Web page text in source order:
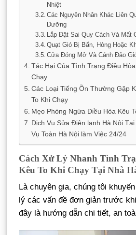
Nhiệt
Các Nguyên Nhân Khác Liên
Dưỡng
Lắp Đặt Sai Quy Cách Và Mất
Quạt Gió Bị Bẩn, Hỏng Hoặc
Cửa Đóng Mở Và Cánh Đảo
Tác Hại Của Tình Trạng Điều
Chạy
Các Loại Tiếng Ồn Thường Gặp
To Khi Chạy
Mẹo Phòng Ngừa Điều Hòa Kêu
Dịch Vụ Sửa Điên lạnh Hà Nội
Vụ Toàn Hà Nội làm Việc 24/24
Cách Xử Lý Nhanh Tình
Kêu To Khi Chạy Tại Nhà
Là chuyên gia, chúng tôi
lý các vấn đề đơn giản trước
đây là hướng dẫn chi tiết, an